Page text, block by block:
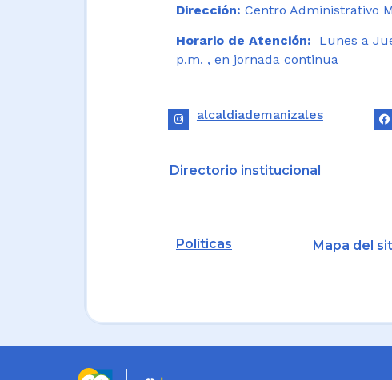
Dirección: Centro Administrativo
Horario de Atención: Lunes a
p.m. , en jornada continua
alcaldiademanizales
Directorio institucional
Políticas Mapa del